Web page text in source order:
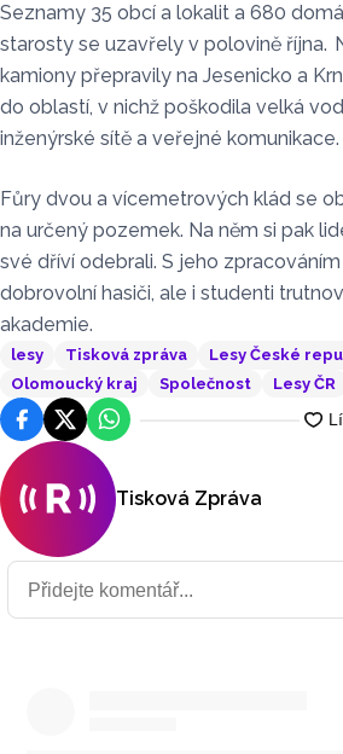
Seznamy 35 obcí a lokalit a 680
starosty se uzavřely v polovině října.
kamiony přepravily na Jesenicko a
do oblastí, v nichž poškodila velká
inženýrské sítě a veřejné komunikace.
Fůry dvou a vícemetrových klád se
na určený pozemek. Na něm si pak
své dříví odebrali. S jeho
dobrovolní hasiči, ale i studenti
akademie.
lesy Tisková zpráva
Lesy České
Olomoucký kraj
Společnost Lesy ČR
FacebookPlatforma X
WhatsApp
Tisková Zpráva